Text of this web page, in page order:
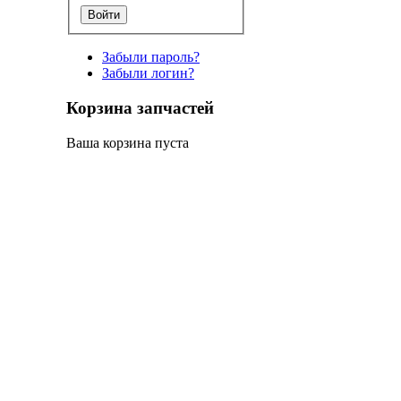
Забыли пароль?
Забыли логин?
Корзина запчастей
Ваша корзина пуста